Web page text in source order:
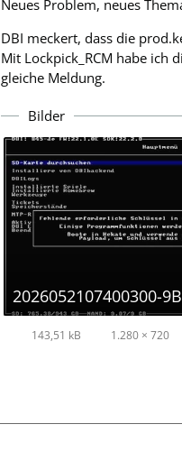
Neues Problem, neues
DBI meckert, dass die
Mit Lockpick_RCM habe ich
gleiche Meldung.
Bilder
143,51 kB 1.280 × 720